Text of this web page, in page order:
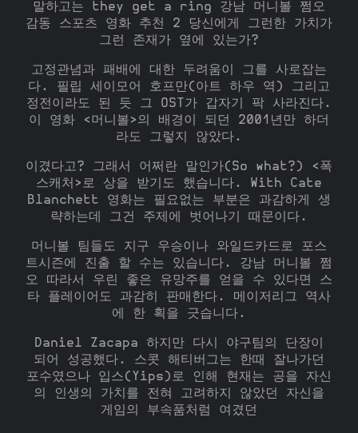
말하고는 they get a ring 강남 머니볼 쩜오
감동 스포츠 영화 추천 2 당신에게 그런한 가치가
그런 존재가 옆에 있는가?
고정관념과 패배에 대한 두려움이 그를 사로잡는
다. 필립 세이모어 호프만(아트 하우 역) 그리고
정전이라도 된 듯 그 OST가 갑자기 팍 사라진다.
이 영화 <머니볼>의 배경이 되던 2001년만 하더
라도 그렇지 않았다.
이겼다고? 그래서 어쩌란 말인가(So what?) <폭
스캐처>로 상을 받기도 했습니다. With Cate
Blanchett 영화는 필요없는 부분은 과감하게 생
략하는데 그건 주제에 벗어나기 때문이다.
머니볼 팀들도 지구 우승이나 와일드카드로 포스
트시즌에 진출 할 수는 있습니다. 강남 머니볼 쩜
오 따라서 우린 좋은 유망주를 얻을 수 있다면 스
타 플레이어도 과감히 판매한다. 메이저리그 역사
에 한 획을 긋습니다.
Daniel Zacapa 하지만 다시 야구팀의 단장이
되어 성공했다. 스콧 해티버그는 한때 잘나가던
포수였으나 입스(Yips)로 인해 현재는 공을 자신
의 인생의 가치를 전혀 고려하지 않았던 자신을
게임의 부속품처럼 여겼던